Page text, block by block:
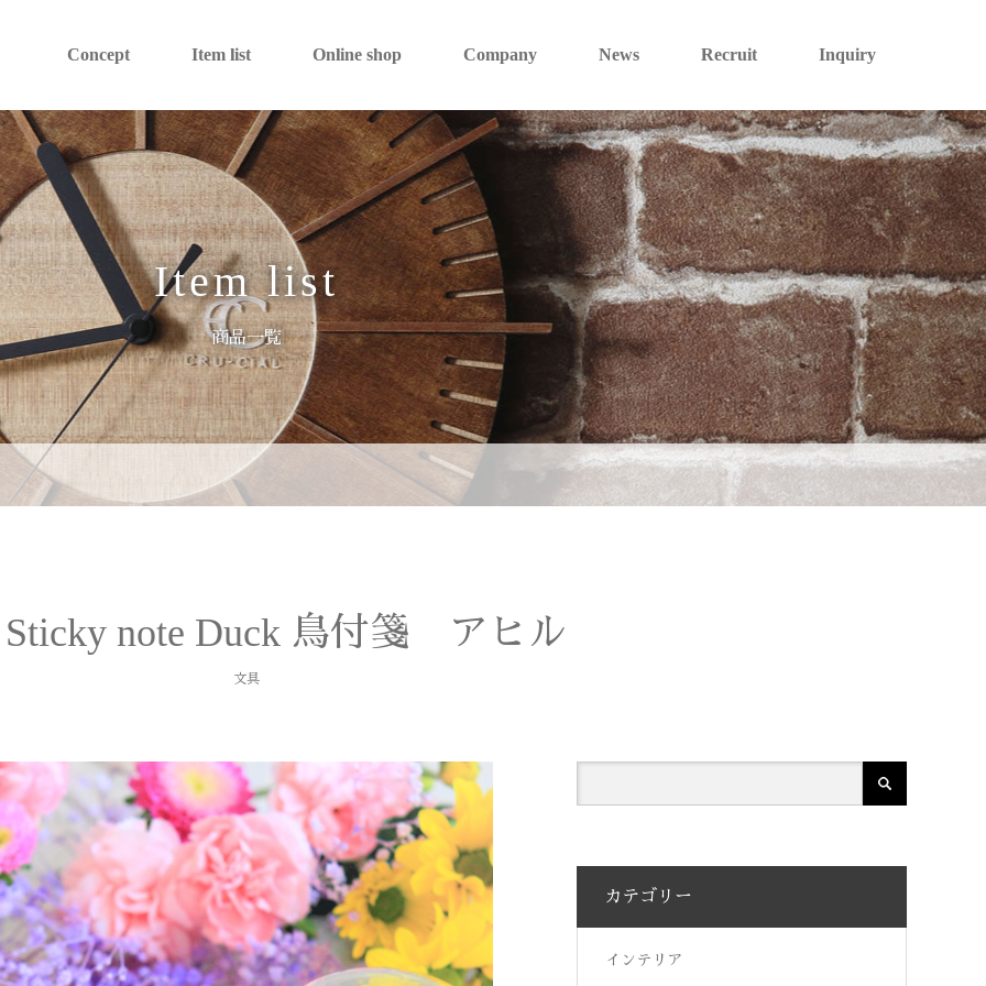
Concept Item list Online shop Company News Recruit Inquiry
Item list
商品一覧
note Duck 鳥付箋 アヒル
文具
カテゴリー
インテリア